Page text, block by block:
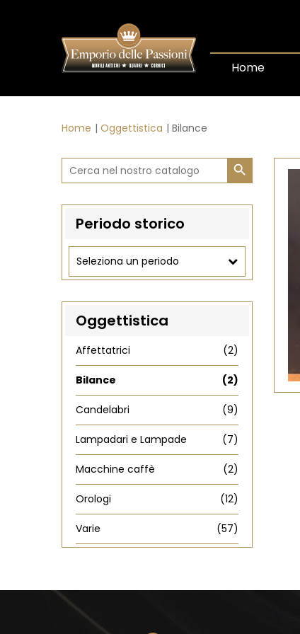
Home
Home Oggettistica Bilance
Search
for:
Search Button
Periodo storico
Seleziona un periodo
Oggettistica
Affettatrici (2)
Bilance (2)
Candelabri (9)
Lampadari e Lampade (7)
Macchine caffè (2)
Orologi (12)
Varie (57)